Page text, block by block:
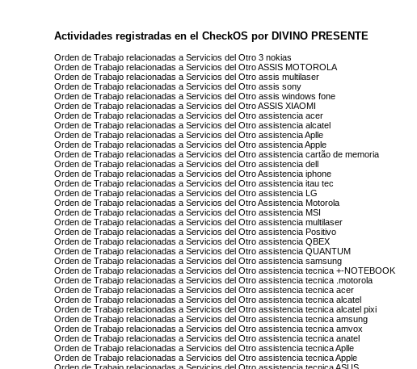
Actividades registradas en el CheckOS por DIVINO PRESENTE
Orden de Trabajo relacionadas a Servicios del Otro 3 nokias
Orden de Trabajo relacionadas a Servicios del Otro ASSIS MOTOROLA
Orden de Trabajo relacionadas a Servicios del Otro assis multilaser
Orden de Trabajo relacionadas a Servicios del Otro assis sony
Orden de Trabajo relacionadas a Servicios del Otro assis windows fone
Orden de Trabajo relacionadas a Servicios del Otro ASSIS XIAOMI
Orden de Trabajo relacionadas a Servicios del Otro assistencia acer
Orden de Trabajo relacionadas a Servicios del Otro assistencia alcatel
Orden de Trabajo relacionadas a Servicios del Otro assistencia Aplle
Orden de Trabajo relacionadas a Servicios del Otro assistencia Apple
Orden de Trabajo relacionadas a Servicios del Otro assistencia cartão de memoria
Orden de Trabajo relacionadas a Servicios del Otro assistencia dell
Orden de Trabajo relacionadas a Servicios del Otro Assistencia iphone
Orden de Trabajo relacionadas a Servicios del Otro assistencia itau tec
Orden de Trabajo relacionadas a Servicios del Otro assistencia LG
Orden de Trabajo relacionadas a Servicios del Otro Assistencia Motorola
Orden de Trabajo relacionadas a Servicios del Otro assistencia MSI
Orden de Trabajo relacionadas a Servicios del Otro assistencia multilaser
Orden de Trabajo relacionadas a Servicios del Otro assistencia Positivo
Orden de Trabajo relacionadas a Servicios del Otro assistencia QBEX
Orden de Trabajo relacionadas a Servicios del Otro assistencia QUANTUM
Orden de Trabajo relacionadas a Servicios del Otro assistencia samsung
Orden de Trabajo relacionadas a Servicios del Otro assistencia tecnica +-NOTEBOOK
Orden de Trabajo relacionadas a Servicios del Otro assistencia tecnica .motorola
Orden de Trabajo relacionadas a Servicios del Otro assistencia tecnica acer
Orden de Trabajo relacionadas a Servicios del Otro assistencia tecnica alcatel
Orden de Trabajo relacionadas a Servicios del Otro assistencia tecnica alcatel pixi
Orden de Trabajo relacionadas a Servicios del Otro assistencia tecnica amsung
Orden de Trabajo relacionadas a Servicios del Otro assistencia tecnica amvox
Orden de Trabajo relacionadas a Servicios del Otro assistencia tecnica anatel
Orden de Trabajo relacionadas a Servicios del Otro assistencia tecnica Aplle
Orden de Trabajo relacionadas a Servicios del Otro assistencia tecnica Apple